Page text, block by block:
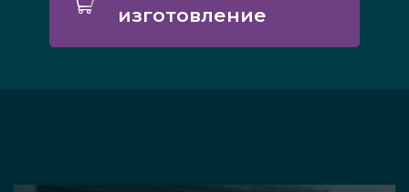
изготовление